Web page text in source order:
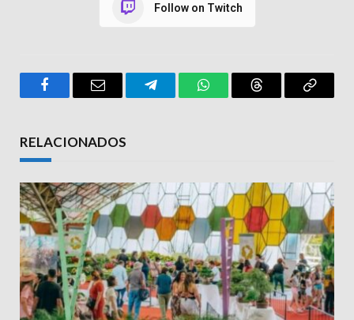
Follow on Twitch
FacebookEmail TelegramWhatsAppThreads Copy
RELACIONADOS